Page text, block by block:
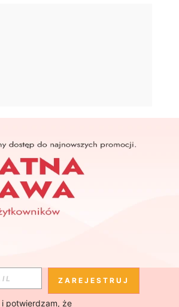
ZAREJESTRUJ
i potwierdzam, że